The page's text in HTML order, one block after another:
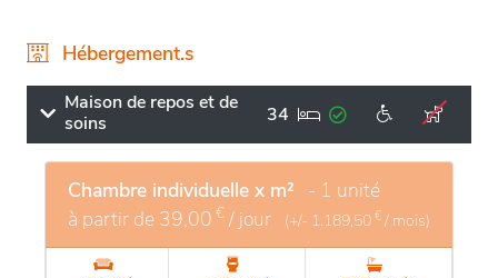
Hébergement.s
Maison de repos et de
soins
34
Chambre individuelle x m² - 1 unité
à partir de 39,00 € / jour (+/- 1.189,50 € / mois)